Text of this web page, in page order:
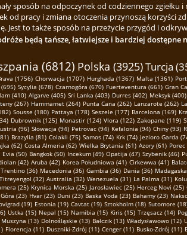
sposób na odpoczynek od codziennego zgiełku
od pracy i zmiana otoczenia przynoszą korzyści
Jest to także sposób na przeżycie przygód i
będą tańsze, łatwiejsze i bardziej dostępne
(6812) Polska (3925)Turcja
(1756) Chorwacja (1707) Hurghada (1367) Malta (1361)
Sycylia (678) Czarnogóra (670) Fuerteventura (661) Gran
(410) Algarve (405) Sri Lanka (403) Durres (402) Meksyk (400)
(267) Hammamet (264) Punta Cana (262) Lanzarote (262)
Sousse (180) Pattaya (178) Seszele (177) Barcelona (169)
Dubrownik (125) Monastir (124) Vlora (122) Zakopane (119)
(96) Słowacja (94) Petrovac (94) Kefalonia (94) Chiny (93)
Brazylia (81) Colakli (75) Samos (74) Krk (74) Jezioro Garda
(62) Costa Almeria (62) Wielka Brytania (61) Azory (61) Porec
Evia (50) Bangkok (50) Incekum (49) Opatija (47) Szybenik (46)
(42) Aruba (42) Korea Południowa (41) Cirkewwa (41)
Trentino (36) Macedonia (36) Gambia (36) Dania (36)
Titreyengol (32) Australia (32) Wenezuela (31) La Palma (31)
(25) Krynica Morska (25) Jarosławiec (25) Herceg Novi (25)
(23) Hvar (23) Duni (23) Baska Voda (23) Bahamy (23)
(19) Estonia (19) Cavtat (19) Sztokholm (18) Sutomore
Ustka (15) Nepal (15) Namibia (15) Kiris (15) Trzęsacz (14)
Muszyna (13) Dolnośląskie (13) Bałczik (13) Władysławowo (12)
Florencja (11) Duszniki-Zdrój (11) Cenger (11) Busko-Zdrój (11)